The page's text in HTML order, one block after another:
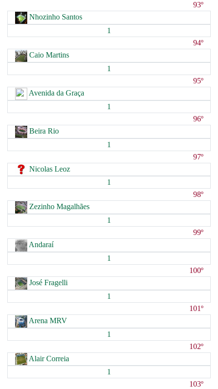
93º
Nhozinho Santos
1
94º
Caio Martins
1
95º
Avenida da Graça
1
96º
Beira Rio
1
97º
Nicolas Leoz
1
98º
Zezinho Magalhães
1
99º
Andaraí
1
100º
José Fragelli
1
101º
Arena MRV
1
102º
Alair Correia
1
103º